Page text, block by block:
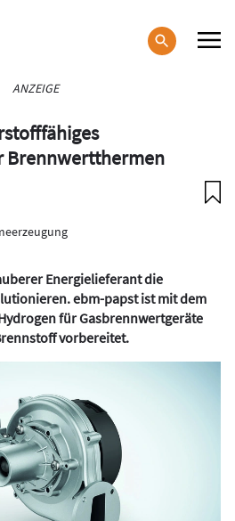
ANZEIGE
Brennwertthermen
Energielieferant die
ebm-papst ist mit dem
für Gasbrennwertgeräte
vorbereitet.